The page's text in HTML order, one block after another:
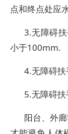
点和终点处应
3.无障碍
小于100mm.
4.无障碍
5.无障碍
阳台、外